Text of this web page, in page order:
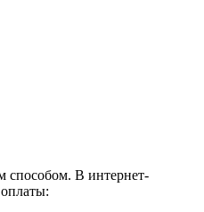
способом. В интернет-